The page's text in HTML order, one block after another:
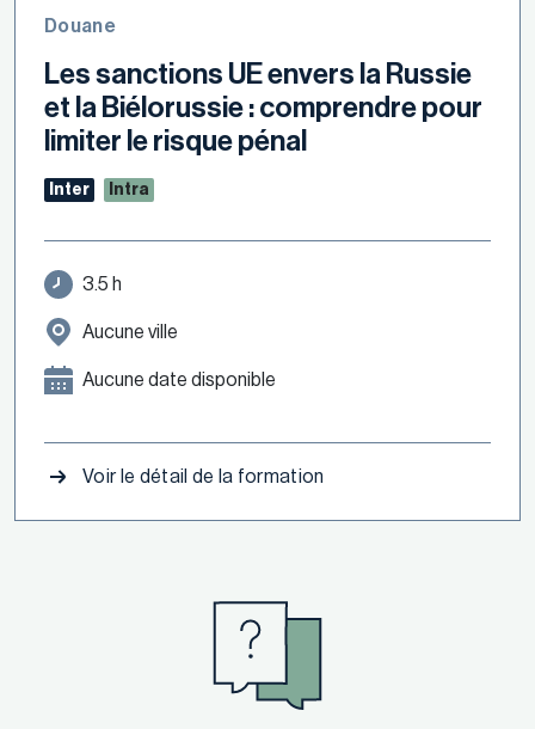
Douane
Les sanctions UE envers la Russie
et la Biélorussie : comprendre pour
limiter le risque pénal
Inter Intra
3.5 h
Aucune ville
Aucune date disponible
Voir le détail de la formation